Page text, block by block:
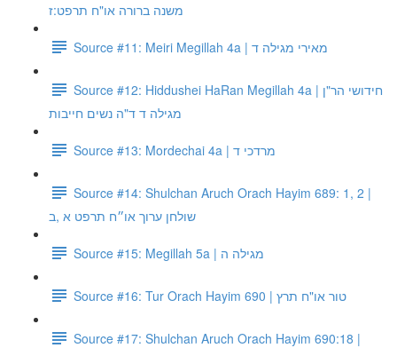
משנה ברורה או"ח תרפט:ז
Source #11: Meiri Megillah 4a | מאירי מגילה ד
Source #12: Hiddushei HaRan Megillah 4a | חידושי הר"ן
מגילה ד ד"ה נשים חייבות
Source #13: Mordechai 4a | מרדכי ד
Source #14: Shulchan Aruch Orach Hayim 689: 1, 2 |
שולחן ערוך או״ח תרפט א ,ב
Source #15: Megillah 5a | מגילה ה
Source #16: Tur Orach Hayim 690 | טור או"ח תרץ
Source #17: Shulchan Aruch Orach Hayim 690:18 |